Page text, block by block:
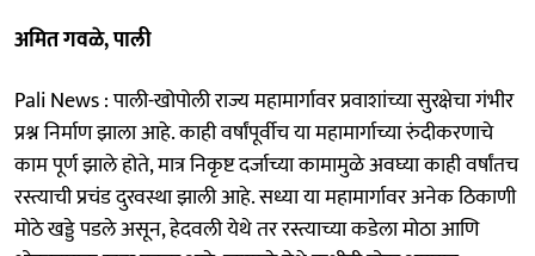
अमित गवळे, पाली
Pali News : पाली-खोपोली राज्य महामार्गावर प्रवाशांच्या सुरक्षेचा गंभीर
प्रश्न निर्माण झाला आहे. काही वर्षांपूर्वीच या महामार्गाच्या रुंदीकरणाचे
काम पूर्ण झाले होते, मात्र निकृष्ट दर्जाच्या कामामुळे अवघ्या काही वर्षांतच
रस्त्याची प्रचंड दुरवस्था झाली आहे. सध्या या महामार्गावर अनेक ठिकाणी
मोठे खड्डे पडले असून, हेदवली येथे तर रस्त्याच्या कडेला मोठा आणि